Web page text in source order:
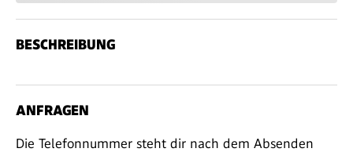
BESCHREIBUNG
ANFRAGEN
Die Telefonnummer steht dir nach dem Absenden